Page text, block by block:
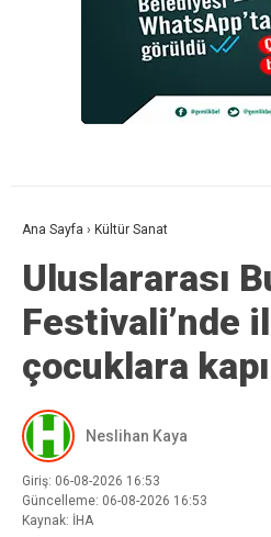
Ana Sayfa › Kültür Sanat
Uluslararası
Festivali’nde
çocuklara
Neslihan Kaya
Giriş: 06-08-2026 16:53
Güncelleme: 06-08-2026 16:53
Kaynak: İHA